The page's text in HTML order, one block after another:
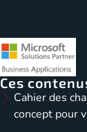
Ces
Cahier des
concept pour